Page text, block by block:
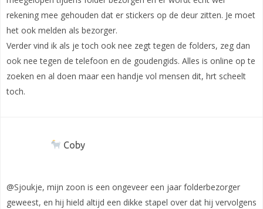
rekening mee gehouden dat er stickers op de deur zitten. Je moet
het ook melden als bezorger.
Verder vind ik als je toch ook nee zegt tegen de folders, zeg dan
ook nee tegen de telefoon en de goudengids. Alles is online op te
zoeken en al doen maar een handje vol mensen dit, hrt scheelt
toch.
Coby
@Sjoukje, mijn zoon is een ongeveer een jaar folderbezorger
geweest, en hij hield altijd een dikke stapel over dat hij vervolgens